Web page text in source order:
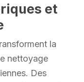
et
la
nettoyage
Des